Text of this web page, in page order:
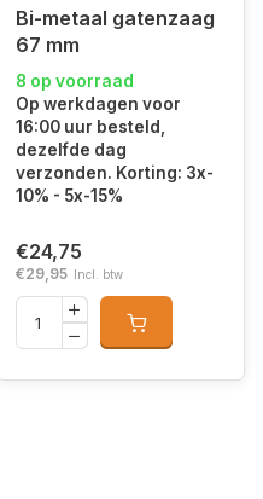
Bi-metaal gatenzaag
67 mm
8 op voorraad
Op werkdagen voor
16:00 uur besteld,
dezelfde dag
verzonden. Korting: 3x-
10% - 5x-15%
€24,75
€29,95 Incl. btw